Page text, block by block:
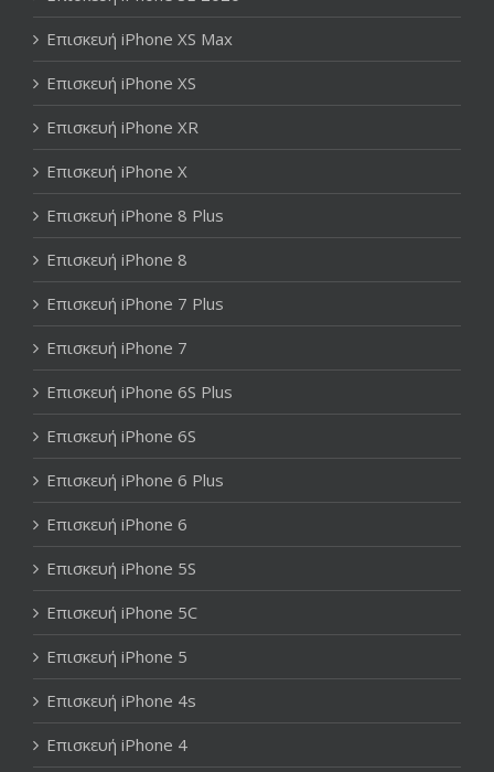
Επισκευή iPhone XS Max
Επισκευή iPhone XS
Επισκευή iPhone XR
Επισκευή iPhone X
Επισκευή iPhone 8 Plus
Επισκευή iPhone 8
Επισκευή iPhone 7 Plus
Επισκευή iPhone 7
Επισκευή iPhone 6S Plus
Επισκευή iPhone 6S
Επισκευή iPhone 6 Plus
Επισκευή iPhone 6
Επισκευή iPhone 5S
Επισκευή iPhone 5C
Επισκευή iPhone 5
Επισκευή iPhone 4s
Επισκευή iPhone 4